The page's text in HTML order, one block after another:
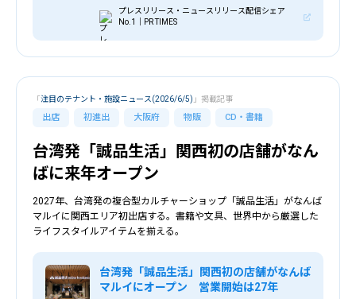
店を5月29日オープン
プレスリリース・ニュースリリース配信シェア
No.1｜PR TIMES
出店 初進出 大阪府 物販 CD・書籍
「注目のテナント・施設ニュース(2026/6/5) 」掲載記事
台湾発「誠品生活」関西初の店舗がなん
ばに来年オープン
2027年、台湾発の複合型カルチャーショップ「誠品生活」がなんば
マルイに関西エリア初出店する。書籍や文具、世界中から厳選した
ライフスタイルアイテムを揃える。
台湾発「誠品生活」関西初の店舗がなんば
マルイにオープン 営業開始は27年